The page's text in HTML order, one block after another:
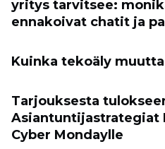
yritys tarvitsee:
ennakoivat chatit ja
Kuinka tekoäly
Tarjouksesta
Asiantuntijastrategiat
Cyber ​​Mondaylle